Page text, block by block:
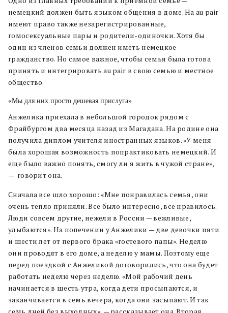
немецкий должен быть языком общения в доме. На au pair
имеют право также незарегистрированные,
гомосексуальные пары и родители-одиночки. Хотя бы
один из членов семьи должен иметь немецкое
гражданство. Но самое важное, чтобы семья была готова
принять и интегрировать au pair в свою семью и местное
общество.
«Мы для них просто дешевая прислуга»
Анжелика приехала в небольшой городок рядом с
Фрайбургом два месяца назад из Магадана. На родине она
получила диплом учителя иностранных языков. «У меня
была хорошая возможность попрактиковать немецкий. И
еще было важно понять, смогу ли я жить в чужой стране»,
— говорит она.
Сначала все шло хорошо: «Мне понравилась семья, они
очень тепло приняли. Все было интересно, все нравилось.
Люди совсем другие, нежели в России — вежливые,
улыбаются». На попечении у Анжелики — две девочки пяти
и шести лет от первого брака «гостевого папы». Неделю
они проводят в его доме, а неделю у мамы. Поэтому еще
перед поездкой с Анжеликой договорились, что она будет
работать неделю через неделю. «Мой рабочий день
начинается в шесть утра, когда дети просыпаются, и
заканчивается в семь вечера, когда они засыпают. И так